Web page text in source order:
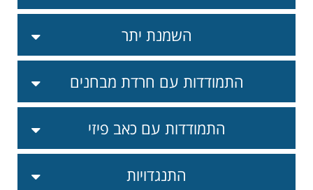
השמנת יתר
התמודדות עם חרדת מבחנים
התמודדות עם כאב פיזי
התנגדויות